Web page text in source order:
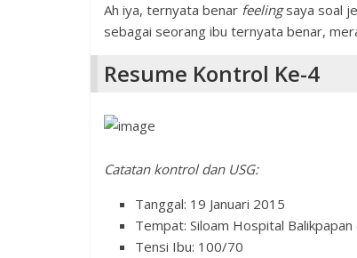
Ah iya, ternyata benar feelingsaya soal
sebagai seorang ibu ternyata benar,
Resume Kontrol Ke-4
Catatan kontrol dan USG:
Tanggal: 19 Januari 2015
Tempat: Siloam Hospital Balikpapan
Tensi Ibu: 100/70